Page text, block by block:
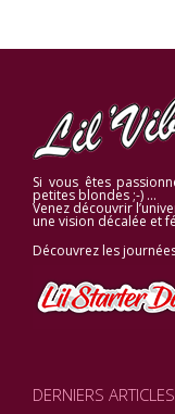
Si vous êtes
petites blondes ;-) …
Venez découvrir
une vision décalée et
Découvrez les
DERNIERS ARTICLES